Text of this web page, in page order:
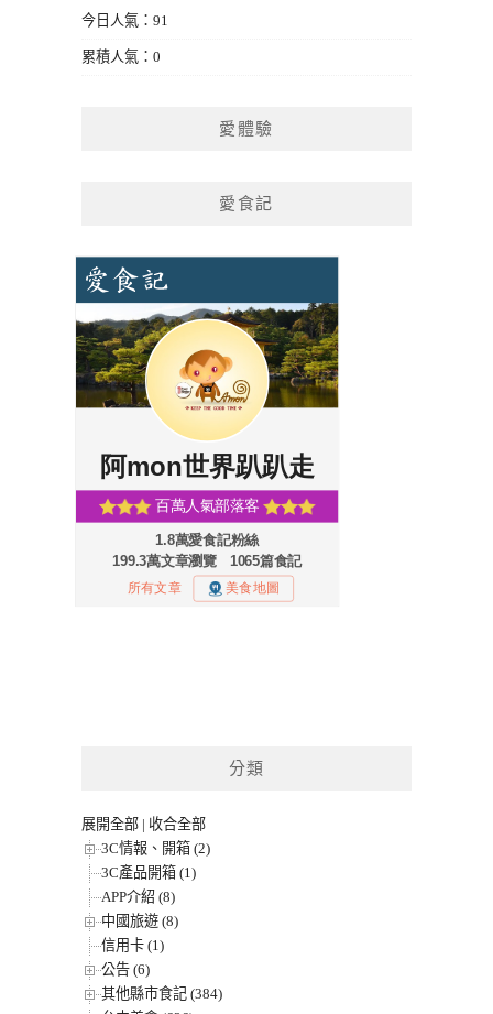
今日人氣：91
累積人氣：0
愛體驗
愛食記
分類
展開全部 | 收合全部
3C情報、開箱 (2)
3C產品開箱 (1)
APP介紹 (8)
中國旅遊 (8)
信用卡 (1)
公告 (6)
其他縣市食記 (384)